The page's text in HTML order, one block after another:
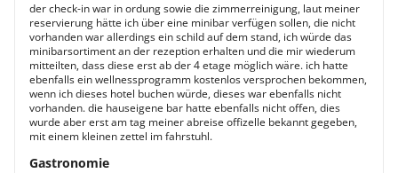
der check-in war in ordung sowie die zimmerreinigung, laut meiner
reservierung hätte ich über eine minibar verfügen sollen, die nicht
vorhanden war allerdings ein schild auf dem stand, ich würde das
minibarsortiment an der rezeption erhalten und die mir wiederum
mitteilten, dass diese erst ab der 4 etage möglich wäre. ich hatte
ebenfalls ein wellnessprogramm kostenlos versprochen bekommen,
wenn ich dieses hotel buchen würde, dieses war ebenfalls nicht
vorhanden. die hauseigene bar hatte ebenfalls nicht offen, dies
wurde aber erst am tag meiner abreise offizelle bekannt gegeben,
mit einem kleinen zettel im fahrstuhl.
Gastronomie